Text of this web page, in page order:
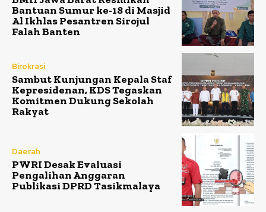
Bantuan Sumur ke-18 di Masjid
Al Ikhlas Pesantren Sirojul
Falah Banten
Birokrasi
Sambut Kunjungan Kepala Staf
Kepresidenan, KDS Tegaskan
Komitmen Dukung Sekolah
Rakyat
Daerah
PWRI Desak Evaluasi
Pengalihan Anggaran
Publikasi DPRD Tasikmalaya